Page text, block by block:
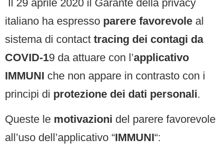
Il 29 aprile 2020 il Garante della privacy
italiano ha espresso parere favorevole al
sistema di contact tracing dei contagi da
COVID-19 da attuare con l’applicativo
IMMUNI che non appare in contrasto con i
principi di protezione dei dati personali.
Queste le motivazioni del parere favorevole
all’uso dell’applicativo “IMMUNI“: